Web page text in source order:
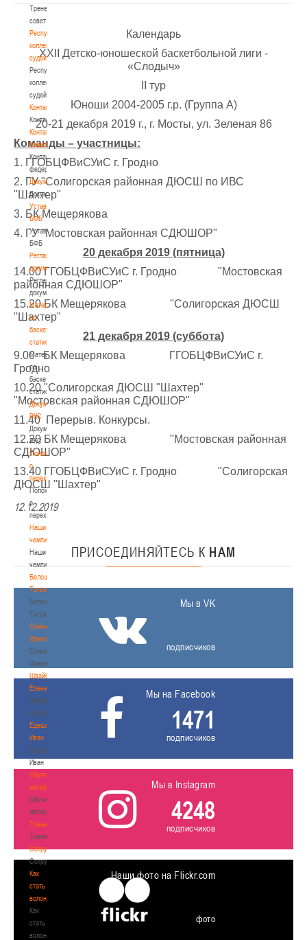
Тренерский
совет
Республиканская
коллегия
судей
Республиканская
коллегия
судей
Контакты
Контакты
Контакты
федерации
Контакты
федерации
Документы
Документы
Устав
БФБ
Устав
БФБ
Регламентирующие
документы
Регламентирующие
документы
Материалы
по
баскетбольной
статистике
Материалы
по
баскетбольной
статистике
Документы
РКС
Документы
РКС
Положение
о
переходах
Положение
о
переходах
Наши
чемпионы
Наши
чемпионы
Белошапко
Татьяна
Белошапко
Татьяна
Сумникова
Ирина
Сумникова
Ирина
Швайбович
Елена
Швайбович
Елена
Едешко
Иван
Едешко
Иван
Обучающие
материалы
Обучающие
материалы
Тренерам
Тренерам
Сотрудничество
Сотрудничество
Как
стать
волонтером
Как
стать
волонтером
Календарь
XXII Детско-юношеской баскетбольной лиги -
«Слодыч»
II тур
Юноши 2004-2005 г.р. (Группа А)
20-21 декабря 2019 г., г. Мосты, ул. Зеленая 86
Команды – участницы:
1. ГГОБЦФВиСУиС г. Гродно
2. ГУ "Солигорская районная ДЮСШ по ИВС
"Шахтер"
3. БК Мещерякова
4. ГУ "Мостовская районная СДЮШОР"
20 декабря 2019 (пятница)
14.00 ГГОБЦФВиСУиС г. Гродно "Мостовская
районная СДЮШОР"
15.20 БК Мещерякова "Солигорская ДЮСШ
"Шахтер"
21 декабря 2019 (суббота)
9.00 БК Мещерякова ГГОБЦФВиСУиС г.
Гродно
10.20 "Солигорская ДЮСШ "Шахтер"
"Мостовская районная СДЮШОР"
11.40 Перерыв. Конкурсы.
12.20 БК Мещерякова "Мостовская районная
СДЮШОР"
13.40 ГГОБЦФВиСУиС г. Гродно "Солигорская
ДЮСШ "Шахтер"
12.12.2019
ПРИСОЕДИНЯЙТЕСЬ К НАМ
Мы в VK
подписчиков
Мы на Facebook
1471
подписчиков
Мы в Instagram
4248
подписчиков
Наши фото на Flickr.com
фото